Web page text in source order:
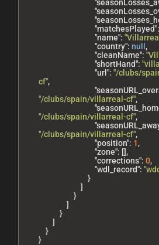
"matchesPlayed":
"name":
"country": null ,
"cleanName":
"shortHand":
"url": "/clubs/
cf",
"/clubs/spain/villarreal-cf",
"/clubs/spain/villarreal-cf",
"/clubs/spain/villarreal-cf",
"position": 1,
"zone": [],
"corrections": 0,
"wdl_record":
}
]
}
]
}
]
}
}